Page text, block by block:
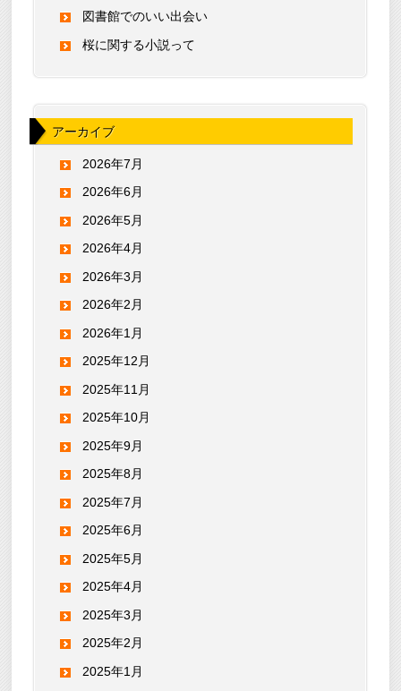
図書館でのいい出会い
桜に関する小説って
アーカイブ
2026年7月
2026年6月
2026年5月
2026年4月
2026年3月
2026年2月
2026年1月
2025年12月
2025年11月
2025年10月
2025年9月
2025年8月
2025年7月
2025年6月
2025年5月
2025年4月
2025年3月
2025年2月
2025年1月